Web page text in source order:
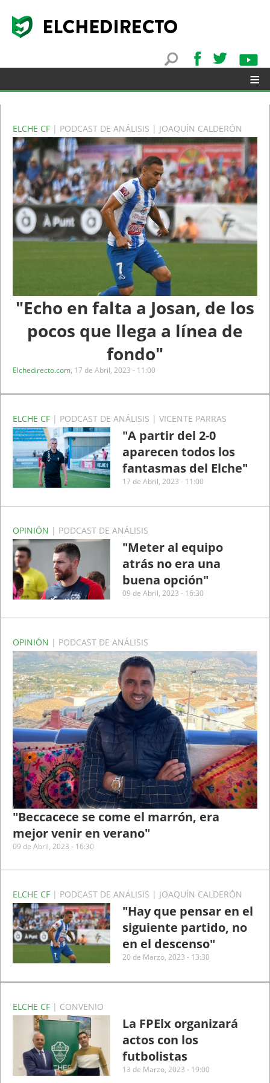
≡
▼
ELCHE CF | PODCAST DE ANÁLISIS | JOAQUÍN CALDERÓN
"Echo en falta a Josan, de los
pocos que llega a línea de
fondo"
Elchedirecto.com, 17 de Abril, 2023 - 11:00
ELCHE CF | PODCAST DE ANÁLISIS | VICENTE PARRAS
"A partir del 2-0
aparecen todos los
fantasmas del Elche"
17 de Abril, 2023 - 11:00
OPINIÓN | PODCAST DE ANÁLISIS
"Meter al equipo
atrás no era una
buena opción"
09 de Abril, 2023 - 16:30
OPINIÓN | PODCAST DE ANÁLISIS
"Beccacece se come el marrón, era
mejor venir en verano"
09 de Abril, 2023 - 16:30
ELCHE CF | PODCAST DE ANÁLISIS | JOAQUÍN CALDERÓN
"Hay que pensar en el
siguiente partido, no
en el descenso"
20 de Marzo, 2023 - 13:30
ELCHE CF | CONVENIO
La FPElx organizará
actos con los
futbolistas
13 de Marzo, 2023 - 19:00